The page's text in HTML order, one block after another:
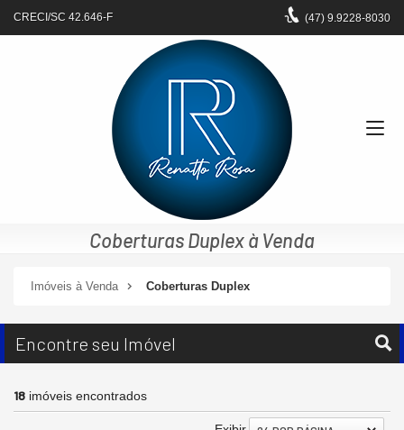
CRECI/SC 42.646-F (47) 9.9228-8030
Coberturas Duplex à Venda
Imóveis à Venda Coberturas Duplex
Encontre seu Imóvel
18 imóveis encontrados